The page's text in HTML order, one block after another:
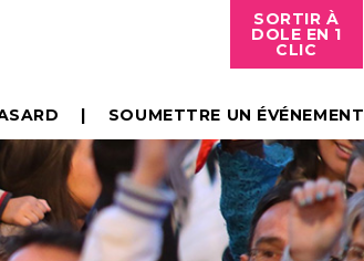
SORTIR À
DOLE EN 1
CLIC
SOUMETTRE UN ÉVÉNEMENT